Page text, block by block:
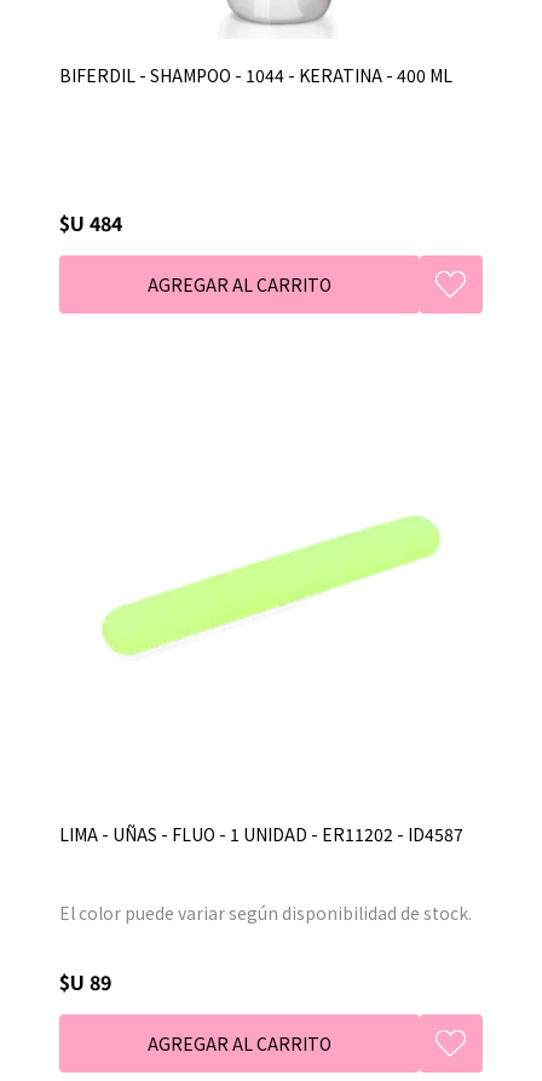
BIFERDIL - SHAMPOO - 1044 - KERATINA - 400 ML
$U 484
LIMA - UÑAS - FLUO - 1 UNIDAD - ER11202 - ID4587
El color puede variar según disponibilidad de stock.
$U 89